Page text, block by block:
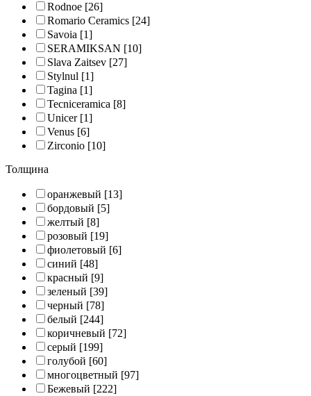
Rodnoe [26]
Romario Ceramics [24]
Savoia [1]
SERAMIKSAN [10]
Slava Zaitsev [27]
Stylnul [1]
Tagina [1]
Tecniceramica [8]
Unicer[1]
Venus [6]
Zirconio [10]
Толщина
оранжевый [13]
бордовый [5]
желтый [8]
розовый [19]
фиолетовый [6]
синий [48]
красный [9]
зеленый [39]
черный [78]
белый [244]
коричневый [72]
серый [199]
голубой [60]
многоцветный [97]
Бежевый [222]